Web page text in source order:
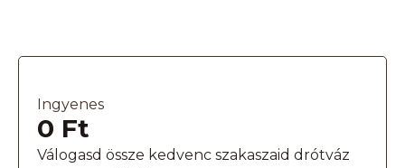
Ingyenes
0 Ft
Válogasd össze kedvenc szakaszaid drótváz